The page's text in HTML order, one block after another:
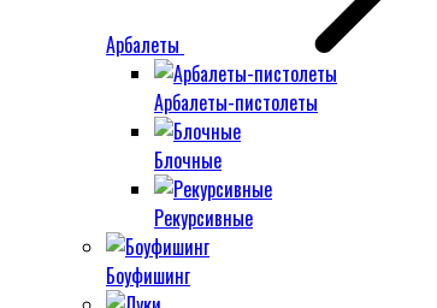
Арбалеты
Арбалеты-пистолеты
Блочные
Рекурсивные
Боуфишинг